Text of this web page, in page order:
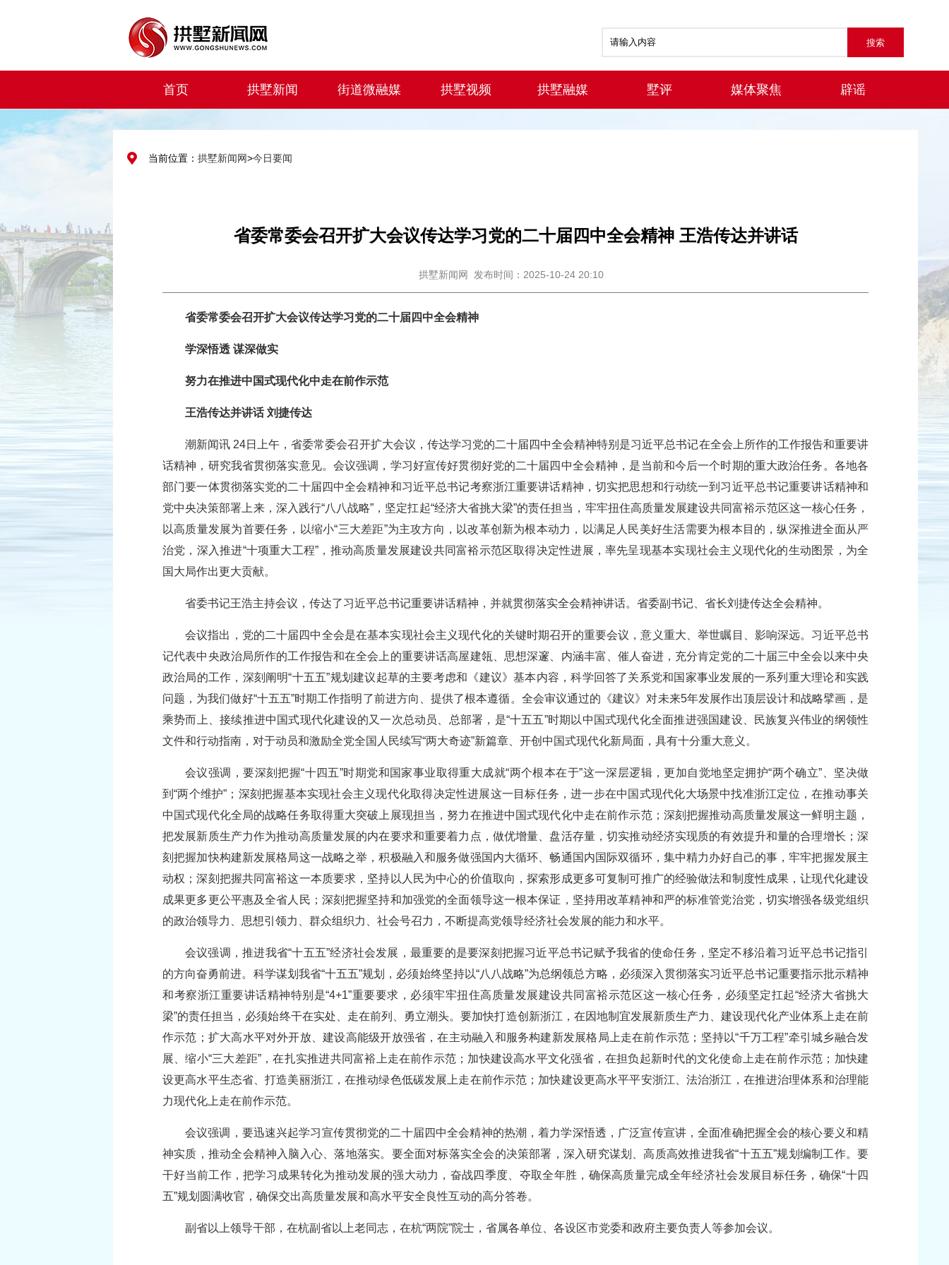
首页 拱墅新闻 街道微融媒 拱墅视频 拱墅融媒 墅评 媒体聚焦 辟谣
当前位置： 拱墅新闻网>今日要闻
省委常委会召开扩大会议传达学习党的二十届四中全会精神 王浩传达并讲话
拱墅新闻网 发布时间：2025-10-24 20:10
省委常委会召开扩大会议传达学习党的二十届四中全会精神
学深悟透 谋深做实
努力在推进中国式现代化中走在前作示范
王浩传达并讲话 刘捷传达
潮新闻讯 24日上午，省委常委会召开扩大会议，传达学习党的二十届四中全会精神特别是习近平总书记在全会上所作的工作报告和重要讲
话精神，研究我省贯彻落实意见。会议强调，学习好宣传好贯彻好党的二十届四中全会精神，是当前和今后一个时期的重大政治任务。各地各
部门要一体贯彻落实党的二十届四中全会精神和习近平总书记考察浙江重要讲话精神，切实把思想和行动统一到习近平总书记重要讲话精神和
党中央决策部署上来，深入践行“八八战略”，坚定扛起“经济大省挑大梁”的责任担当，牢牢扭住高质量发展建设共同富裕示范区这一核心任务，
以高质量发展为首要任务，以缩小“三大差距”为主攻方向，以改革创新为根本动力，以满足人民美好生活需要为根本目的，纵深推进全面从严
治党，深入推进“十项重大工程”，推动高质量发展建设共同富裕示范区取得决定性进展，率先呈现基本实现社会主义现代化的生动图景，为全
国大局作出更大贡献。
省委书记王浩主持会议，传达了习近平总书记重要讲话精神，并就贯彻落实全会精神讲话。省委副书记、省长刘捷传达全会精神。
会议指出，党的二十届四中全会是在基本实现社会主义现代化的关键时期召开的重要会议，意义重大、举世瞩目、影响深远。习近平总书
记代表中央政治局所作的工作报告和在全会上的重要讲话高屋建瓴、思想深邃、内涵丰富、催人奋进，充分肯定党的二十届三中全会以来中央
政治局的工作，深刻阐明“十五五”规划建议起草的主要考虑和《建议》基本内容，科学回答了关系党和国家事业发展的一系列重大理论和实践
问题，为我们做好“十五五”时期工作指明了前进方向、提供了根本遵循。全会审议通过的《建议》对未来5年发展作出顶层设计和战略擘画，是
乘势而上、接续推进中国式现代化建设的又一次总动员、总部署，是“十五五”时期以中国式现代化全面推进强国建设、民族复兴伟业的纲领性
文件和行动指南，对于动员和激励全党全国人民续写“两大奇迹”新篇章、开创中国式现代化新局面，具有十分重大意义。
会议强调，要深刻把握“十四五”时期党和国家事业取得重大成就“两个根本在于”这一深层逻辑，更加自觉地坚定拥护“两个确立”、坚决做
到“两个维护”；深刻把握基本实现社会主义现代化取得决定性进展这一目标任务，进一步在中国式现代化大场景中找准浙江定位，在推动事关
中国式现代化全局的战略任务取得重大突破上展现担当，努力在推进中国式现代化中走在前作示范；深刻把握推动高质量发展这一鲜明主题，
把发展新质生产力作为推动高质量发展的内在要求和重要着力点，做优增量、盘活存量，切实推动经济实现质的有效提升和量的合理增长；深
刻把握加快构建新发展格局这一战略之举，积极融入和服务做强国内大循环、畅通国内国际双循环，集中精力办好自己的事，牢牢把握发展主
动权；深刻把握共同富裕这一本质要求，坚持以人民为中心的价值取向，探索形成更多可复制可推广的经验做法和制度性成果，让现代化建设
成果更多更公平惠及全省人民；深刻把握坚持和加强党的全面领导这一根本保证，坚持用改革精神和严的标准管党治党，切实增强各级党组织
的政治领导力、思想引领力、群众组织力、社会号召力，不断提高党领导经济社会发展的能力和水平。
会议强调，推进我省“十五五”经济社会发展，最重要的是要深刻把握习近平总书记赋予我省的使命任务，坚定不移沿着习近平总书记指引
的方向奋勇前进。科学谋划我省“十五五”规划，必须始终坚持以“八八战略”为总纲领总方略，必须深入贯彻落实习近平总书记重要指示批示精神
和考察浙江重要讲话精神特别是“4+1”重要要求，必须牢牢扭住高质量发展建设共同富裕示范区这一核心任务，必须坚定扛起“经济大省挑大
梁”的责任担当，必须始终干在实处、走在前列、勇立潮头。要加快打造创新浙江，在因地制宜发展新质生产力、建设现代化产业体系上走在前
作示范；扩大高水平对外开放、建设高能级开放强省，在主动融入和服务构建新发展格局上走在前作示范；坚持以“千万工程”牵引城乡融合发
展、缩小“三大差距”，在扎实推进共同富裕上走在前作示范；加快建设高水平文化强省，在担负起新时代的文化使命上走在前作示范；加快建
设更高水平生态省、打造美丽浙江，在推动绿色低碳发展上走在前作示范；加快建设更高水平平安浙江、法治浙江，在推进治理体系和治理能
力现代化上走在前作示范。
会议强调，要迅速兴起学习宣传贯彻党的二十届四中全会精神的热潮，着力学深悟透，广泛宣传宣讲，全面准确把握全会的核心要义和精
神实质，推动全会精神入脑入心、落地落实。要全面对标落实全会的决策部署，深入研究谋划、高质高效推进我省“十五五”规划编制工作。要
干好当前工作，把学习成果转化为推动发展的强大动力，奋战四季度、夺取全年胜，确保高质量完成全年经济社会发展目标任务，确保“十四
五”规划圆满收官，确保交出高质量发展和高水平安全良性互动的高分答卷。
副省以上领导干部，在杭副省以上老同志，在杭“两院”院士，省属各单位、各设区市党委和政府主要负责人等参加会议。